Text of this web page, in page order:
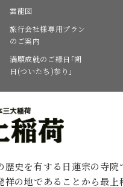
雲龍図
旅行会社様専用プラン
のご案内
満願成就のご縁日｢朔
日(ついたち)参り｣
歴史を有する 日蓮宗の寺院
の地であることから最上